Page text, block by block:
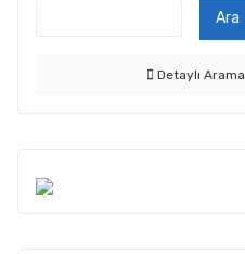
Ara
Detaylı Arama